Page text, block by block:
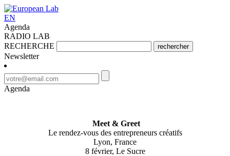
EN
Agenda
RADIO LAB
RECHERCHE
rechercher
Newsletter
Agenda
Meet & Greet
Le rendez-vous des entrepreneurs créatifs
Lyon, France
8 février, Le Sucre